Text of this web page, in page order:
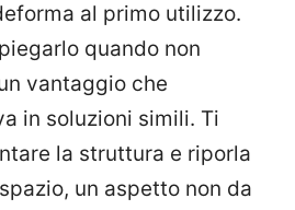
al primo utilizzo.
quando non
vantaggio che
in soluzioni simili. Ti
la struttura e riporla
un aspetto non da